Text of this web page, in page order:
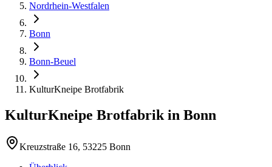
Nordrhein-Westfalen
Bonn
Bonn-Beuel
KulturKneipe Brotfabrik
KulturKneipe Brotfabrik in Bonn
Kreuzstraße 16, 53225 Bonn